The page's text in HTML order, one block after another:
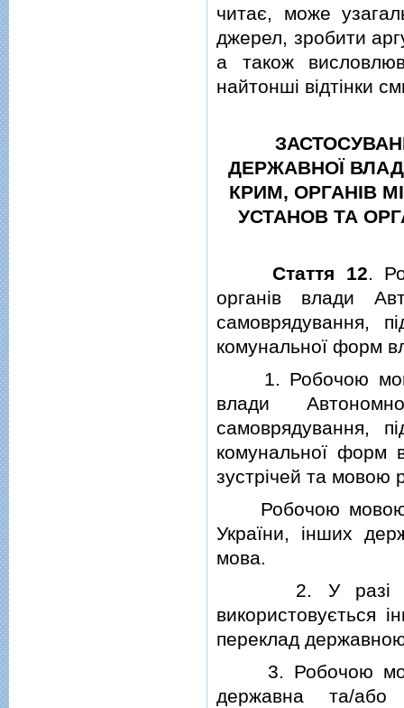
читає, може
джерел, зробити
а також
найтоншi вiдтiнки
ДЕРЖАВНОЇ
КРИМ, ОРГАНIВ
УСТАНОВ ТА
Стаття 12.
органiв влади
самоврядування,
комунальної форм
1. Робочою
влади
самоврядування,
комунальної форм
зустрiчей та мовою
Робочою мовою
України, iнших
мова.
2. У разi якщо
використовується
переклад
3. Робочою
державна та/